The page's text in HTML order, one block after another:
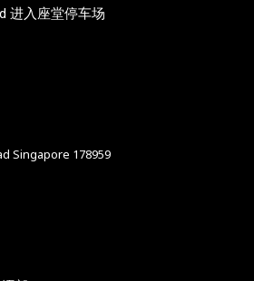
进入座堂停车场
Singapore 178959